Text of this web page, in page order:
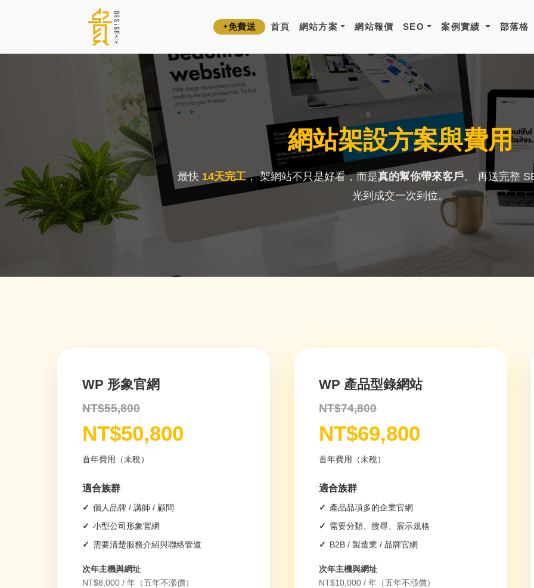
✦免費送 首頁 網站方案 網站報價 SEO 案例實績 部落格
網站架設方案與費用
最快 14天完工， 架網站不只是好看，而是真的幫你帶來客戶。 再送完整
光到成交一次到位。
WP 形象官網
NT$55,800
NT$50,800
首年費用（未稅）
適合族群
個人品牌 / 講師 / 顧問
小型公司形象官網
需要清楚服務介紹與聯絡管道
次年主機與網址
NT$8,000 / 年（五年不漲價）
WP 產品型錄網站
NT$74,800
NT$69,800
首年費用（未稅）
適合族群
產品品項多的企業官網
需要分類、搜尋、展示規格
B2B / 製造業 / 品牌官網
次年主機與網址
NT$10,000 / 年（五年不漲價）